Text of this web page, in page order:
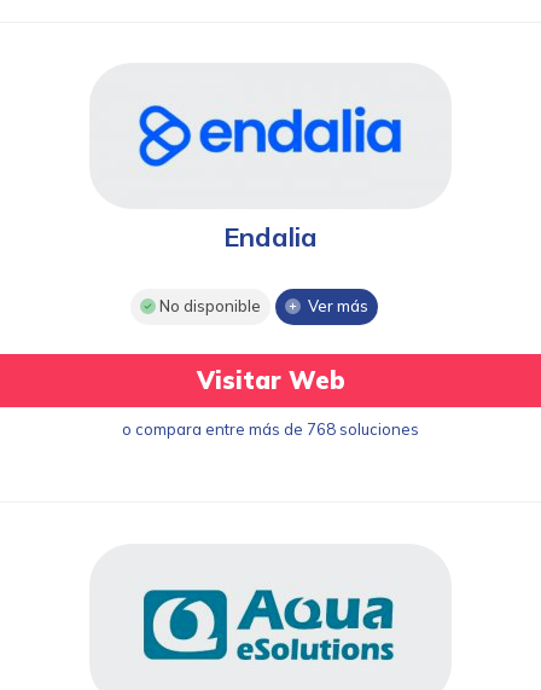
Endalia
No disponible Ver más
Visitar Web
o compara entre más de 768 soluciones